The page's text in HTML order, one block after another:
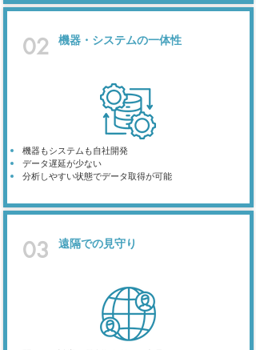
02 機器・システムの一体性
機器もシステムも自社開発
データ遅延が少ない
​分析しやすい状態でデータ取得が可能
03 遠隔での見守り